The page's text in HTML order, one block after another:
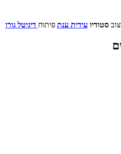
סטודיו עידית ענת פיתוח דיגיטל גורו